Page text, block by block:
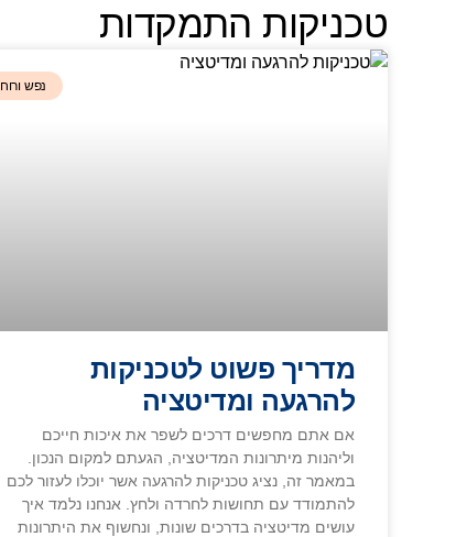
טכניקות התמקדות
נפש ורוח
מדריך פשוט לטכניקות
להרגעה ומדיטציה
אם אתם מחפשים דרכים לשפר את איכות חייכם
וליהנות מיתרונות המדיטציה, הגעתם למקום הנכון.
במאמר זה, נציג טכניקות להרגעה אשר יוכלו לעזור לכם
להתמודד עם תחושות לחרדה ולחץ. אנחנו נלמד איך
עושים מדיטציה בדרכים שונות, ונחשוף את היתרונות